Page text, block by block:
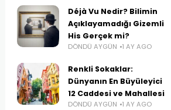
Déjà Vu Nedir? Bilimin
Açıklayamadığı Gizemli
His Gerçek mi?
DÖNDÜ AYGÜN 1 AY AGO
Renkli Sokaklar:
Dünyanın En Büyüleyici
12 Caddesi ve Mahallesi
DÖNDÜ AYGÜN 1 AY AGO